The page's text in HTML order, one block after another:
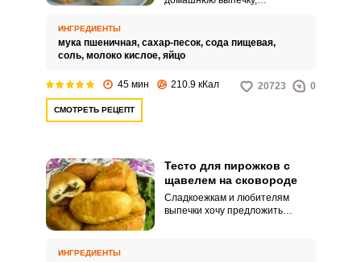
из кислого молока. Процесс
приготовления теста не
выпечка на таком тесте
получится воздушной и
ИНГРЕДИЕНТЫ
мука пшеничная, сахар-песок, сода пищевая,
соль, молоко кислое, яйцо
45 мин 210.9 кКал 20723 0
СМОТРЕТЬ РЕЦЕПТ
Тесто для пирожков с
щавелем на сковороде
Сладкоежкам и любителям
выпечки хочу предложить
ИНГРЕДИЕНТЫ